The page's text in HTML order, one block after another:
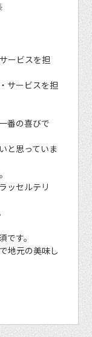
ービスを担
サービスを担
番の喜びで
と思っていま
ッセルテリ
す。
地元の美味し